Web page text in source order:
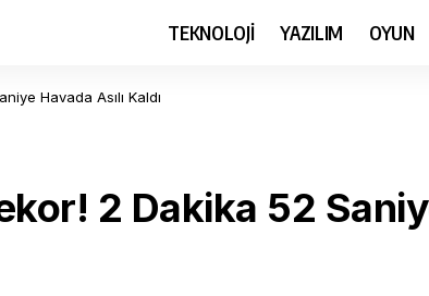
TEKNOLOJİ YAZILIM OYUN
Havada Asılı Kaldı
2 Dakika 52